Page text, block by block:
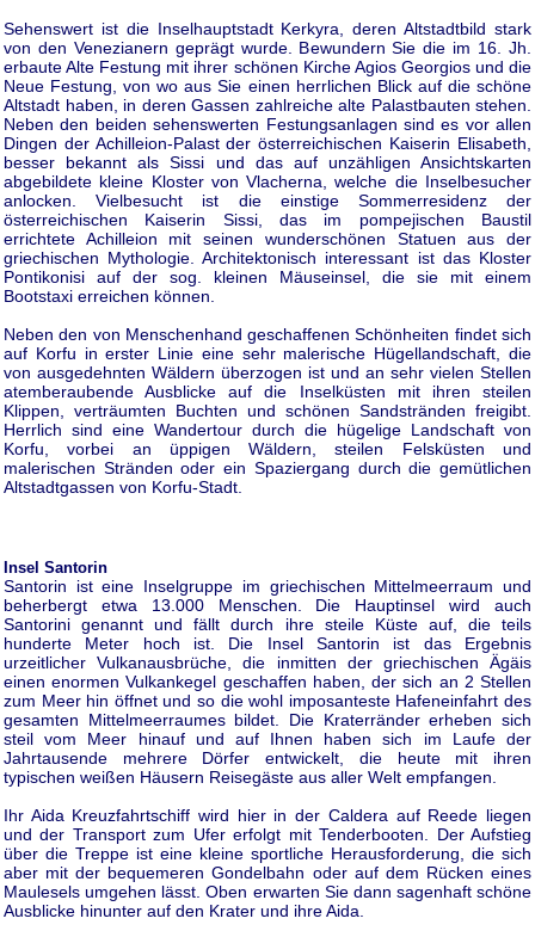
Sehenswert ist die Inselhauptstadt Kerkyra, deren Altstadtbild stark
von den Venezianern geprägt wurde. Bewundern Sie die im 16. Jh.
erbaute Alte Festung mit ihrer schönen Kirche Agios Georgios und die
Neue Festung, von wo aus Sie einen herrlichen Blick auf die schöne
Altstadt haben, in deren Gassen zahlreiche alte Palastbauten stehen.
Neben den beiden sehenswerten Festungsanlagen sind es vor allen
Dingen der Achilleion-Palast der österreichischen Kaiserin Elisabeth,
besser bekannt als Sissi und das auf unzähligen Ansichtskarten
abgebildete kleine Kloster von Vlacherna, welche die Inselbesucher
anlocken. Vielbesucht ist die einstige Sommerresidenz der
österreichischen Kaiserin Sissi, das im pompejischen Baustil
errichtete Achilleion mit seinen wunderschönen Statuen aus der
griechischen Mythologie. Architektonisch interessant ist das Kloster
Pontikonisi auf der sog. kleinen Mäuseinsel, die sie mit einem
Bootstaxi erreichen können.
Neben den von Menschenhand geschaffenen Schönheiten findet sich
auf Korfu in erster Linie eine sehr malerische Hügellandschaft, die
von ausgedehnten Wäldern überzogen ist und an sehr vielen Stellen
atemberaubende Ausblicke auf die Inselküsten mit ihren steilen
Klippen, verträumten Buchten und schönen Sandstränden freigibt.
Herrlich sind eine Wandertour durch die hügelige Landschaft von
Korfu, vorbei an üppigen Wäldern, steilen Felsküsten und
malerischen Stränden oder ein Spaziergang durch die gemütlichen
Altstadtgassen von Korfu-Stadt.
Insel Santorin
Santorin ist eine Inselgruppe im griechischen Mittelmeerraum und
beherbergt etwa 13.000 Menschen. Die Hauptinsel wird auch
Santorini genannt und fällt durch ihre steile Küste auf, die teils
hunderte Meter hoch ist. Die Insel Santorin ist das Ergebnis
urzeitlicher Vulkanausbrüche, die inmitten der griechischen Ägäis
einen enormen Vulkankegel geschaffen haben, der sich an 2 Stellen
zum Meer hin öffnet und so die wohl imposanteste Hafeneinfahrt des
gesamten Mittelmeerraumes bildet. Die Kraterränder erheben sich
steil vom Meer hinauf und auf Ihnen haben sich im Laufe der
Jahrtausende mehrere Dörfer entwickelt, die heute mit ihren
typischen weißen Häusern Reisegäste aus aller Welt empfangen.
Ihr Aida Kreuzfahrtschiff wird hier in der Caldera auf Reede liegen
und der Transport zum Ufer erfolgt mit Tenderbooten. Der Aufstieg
über die Treppe ist eine kleine sportliche Herausforderung, die sich
aber mit der bequemeren Gondelbahn oder auf dem Rücken eines
Maulesels umgehen lässt. Oben erwarten Sie dann sagenhaft schöne
Ausblicke hinunter auf den Krater und ihre Aida.